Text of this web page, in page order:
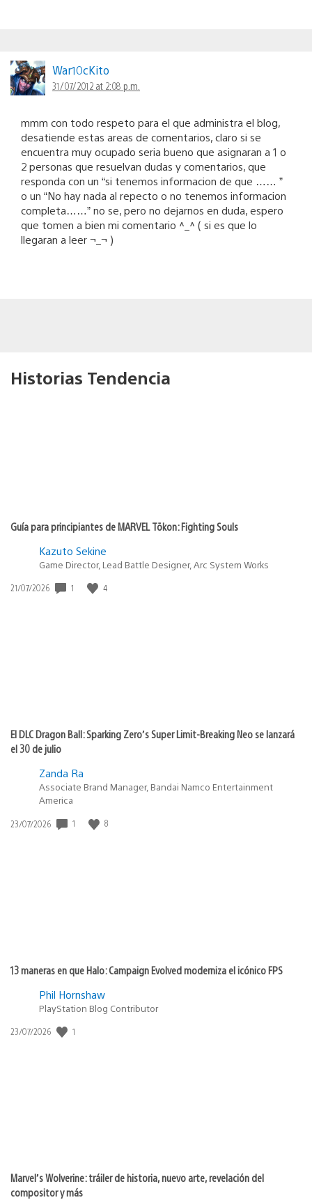
War10cKito
31/07/2012 at 2:08 p.m.
mmm con todo respeto para el que administra el blog,
desatiende estas areas de comentarios, claro si se
encuentra muy ocupado seria bueno que asignaran a 1 o
2 personas que resuelvan dudas y comentarios, que
responda con un “si tenemos informacion de que …… ”
o un “No hay nada al repecto o no tenemos informacion
completa……” no se, pero no dejarnos en duda, espero
que tomen a bien mi comentario ^_^ ( si es que lo
llegaran a leer ¬_¬ )
Historias Tendencia
Guía para principiantes de MARVEL Tōkon: Fighting Souls
Kazuto Sekine
Game Director, Lead Battle Designer, Arc System Works
Fecha
21/07/2026 1 4
El DLC Dragon Ball: Sparking Zero’s Super Limit-Breaking Neo se lanzará
el 30 de julio
Zanda Ra
Associate Brand Manager, Bandai Namco Entertainment
America
Fecha
23/07/2026 1 8
13 maneras en que Halo: Campaign Evolved moderniza el icónico FPS
Phil Hornshaw
PlayStation Blog Contributor
Fecha
23/07/2026 1
Marvel’s Wolverine: tráiler de historia, nuevo arte, revelación del
compositor y más